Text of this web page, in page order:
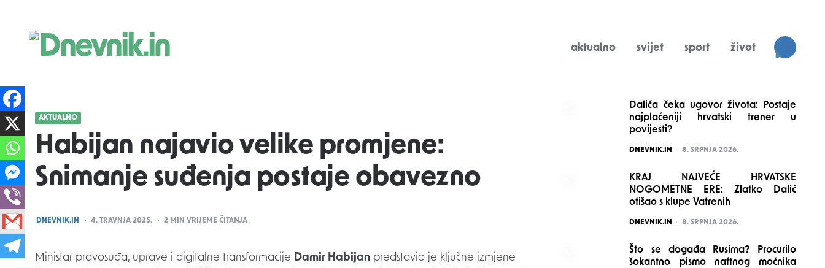
Dnevnik.in
aktualno svijet sport život
AKTUALNO
Habijan najavio velike promjene:
Snimanje suđenja postaje obavezno
POSTED
DNEVNIK.IN 4. TRAVNJA 2025. 2 MIN VRIJEME ČITANJA
Ministar pravosuđa, uprave i digitalne transformacije Damir Habijan predstavio je ključne izmjene
Dalića čeka ugovor života: Postaje
najplaćeniji hrvatski trener u
povijesti?
POSTED
DNEVNIK.IN 8. SRPNJA 2026.
KRAJ NAJVEĆE HRVATSKE
NOGOMETNE ERE: Zlatko Dalić
otišao s klupe Vatrenih
POSTED
DNEVNIK.IN 8. SRPNJA 2026.
Što se događa Rusima? Procurilo
šokantno pismo naftnog moćnika